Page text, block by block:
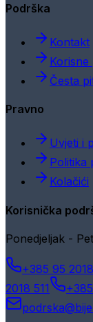
Podrška
Kontakt
Korisne
Česta
Pravno
Uvjeti i
Politika
Kolačići
Korisnička
Ponedjeljak -
+385 95
2018 511